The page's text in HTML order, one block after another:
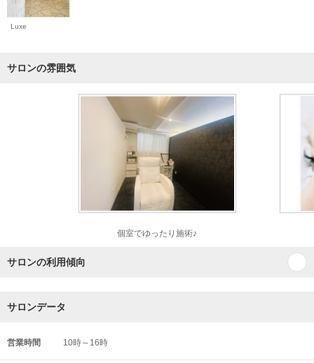
Luxe
サロンの雰囲気
個室でゆったり施術♪
サロンの利用傾向
サロンデータ
営業時間 10時～16時